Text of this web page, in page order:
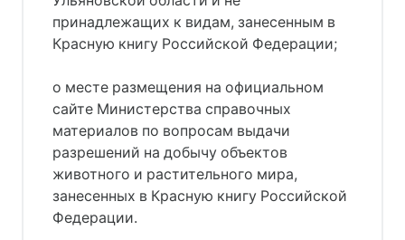
принадлежащих к видам, занесенным в
Красную книгу Российской Федерации;
о месте размещения на официальном
сайте Министерства справочных
материалов по вопросам выдачи
разрешений на добычу объектов
животного и растительного мира,
занесенных в Красную книгу Российской
Федерации.